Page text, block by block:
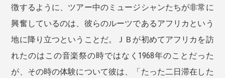
徴するように、ツアー中のミュージシャンたちが非常に
興奮しているのは、彼らのルーツであるアフリカという
地に降り立つということだ。ＪＢが初めてアフリカを訪
れたのはこの音楽祭の時ではなく1968年のことだった
が、その時の体験について彼は、「たった二日滞在した